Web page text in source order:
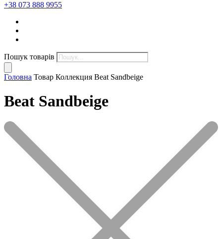
+38 073 888 9955
Пошук товарів
Головна Товар Коллекция Beat Sandbeige
Beat Sandbeige